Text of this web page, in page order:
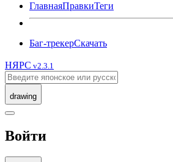
ГлавнаяПравкиТеги
Баг-трекерСкачать
НЯРС v2.3.1
drawing
Войти